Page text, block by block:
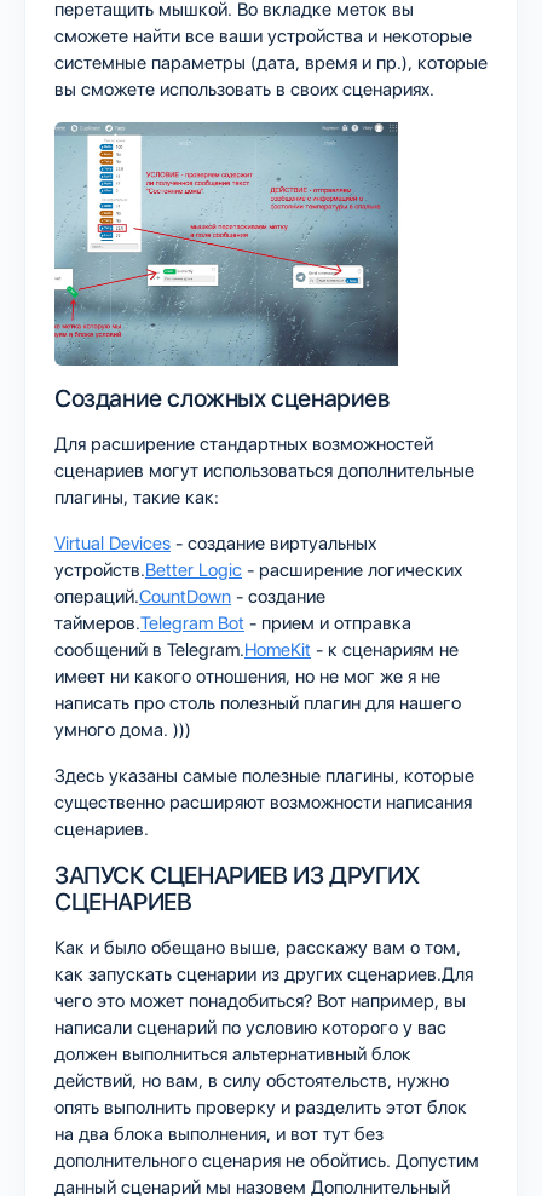
перетащить мышкой. Во вкладке меток вы
сможете найти все ваши устройства и некоторые
системные параметры (дата, время и пр.), которые
вы сможете использовать в своих сценариях.
Создание сложных сценариев
Для расширение стандартных возможностей
сценариев могут использоваться дополнительные
плагины, такие как:
Virtual Devices - создание виртуальных
устройств.Better Logic - расширение логических
операций.CountDown - создание
таймеров.Telegram Bot - прием и отправка
сообщений в Telegram.HomeKit - к сценариям не
имеет ни какого отношения, но не мог же я не
написать про столь полезный плагин для нашего
умного дома. )))
Здесь указаны самые полезные плагины, которые
существенно расширяют возможности написания
сценариев.
ЗАПУСК СЦЕНАРИЕВ ИЗ ДРУГИХ
СЦЕНАРИЕВ
Как и было обещано выше, расскажу вам о том,
как запускать сценарии из других сценариев.Для
чего это может понадобиться? Вот например, вы
написали сценарий по условию которого у вас
должен выполниться альтернативный блок
действий, но вам, в силу обстоятельств, нужно
опять выполнить проверку и разделить этот блок
на два блока выполнения, и вот тут без
дополнительного сценария не обойтись. Допустим
данный сценарий мы назовем Дополнительный